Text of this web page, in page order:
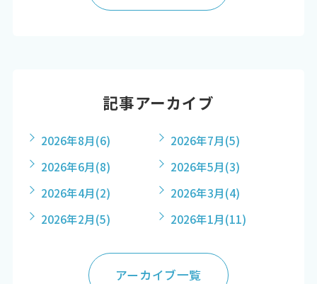
記事アーカイブ
2026年8月(6) 2026年7月(5)
2026年6月(8) 2026年5月(3)
2026年4月(2) 2026年3月(4)
2026年2月(5) 2026年1月(11)
アーカイブ一覧